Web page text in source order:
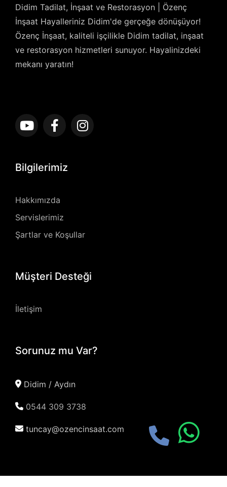
Didim Tadilat, İnşaat ve Restorasyon | Özenç
İnşaat Hayalleriniz Didim'de gerçeğe dönüşüyor!
Özenç İnşaat, kaliteli işçilikle Didim tadilat, inşaat
ve restorasyon hizmetleri sunuyor. Hayalinizdeki
mekanı yaratın!
Bilgilerimiz
Hakkımızda
Servislerimiz
Şartlar ve Koşullar
Müşteri Desteği
İletişim
Sorunuz mu Var?
Didim / Aydın
0544 309 3738
tuncay@ozencinsaat.com